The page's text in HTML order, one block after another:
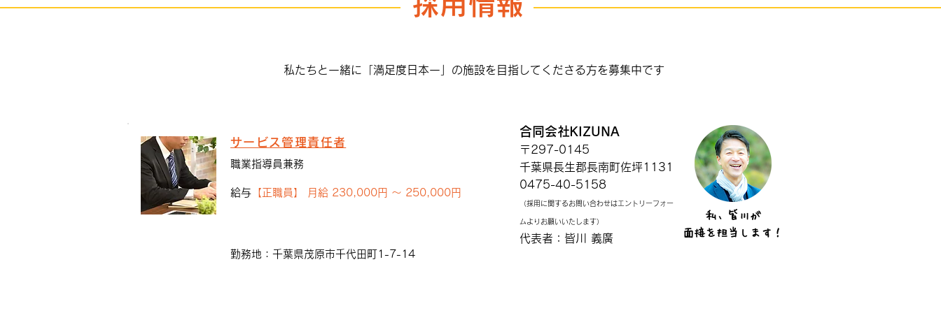
私たちと一緒に「満足度日本一」の施設を目指してくださる方を募集中です
サービス管理責任者
職業指導員兼務
給与 【正職員】 月給 230,000円 〜 250,000円
勤務地：千葉県茂原市千代田町1-7-14
合同会社KIZUNA
〒297-0145
千葉県長生郡長南町佐坪1131
0475-40-5158
（採用に関するお問い合わせはエントリーフォー
ムよりお願いいたします）
代表者：皆川 義廣
私、皆川が
面接を担当します！